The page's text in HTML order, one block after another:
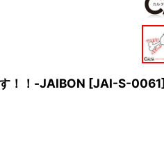
！！-JAIBON [JAI-S-0061]